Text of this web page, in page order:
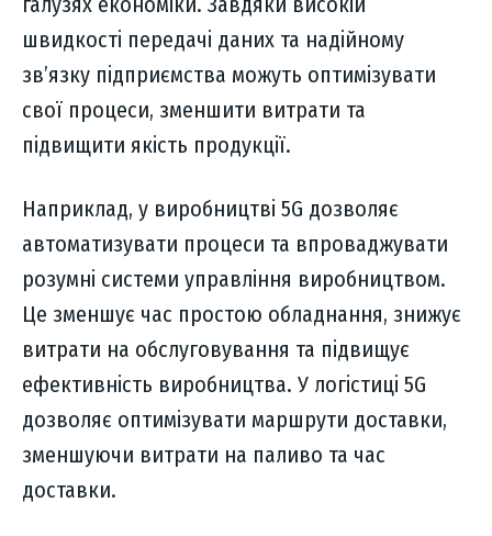
швидкості передачі даних та надійному
зв’язку підприємства можуть оптимізувати
свої процеси, зменшити витрати та
підвищити якість продукції.
Наприклад, у виробництві 5G дозволяє
автоматизувати процеси та впроваджувати
розумні системи управління виробництвом.
Це зменшує час простою обладнання, знижує
витрати на обслуговування та підвищує
ефективність виробництва. У логістиці 5G
дозволяє оптимізувати маршрути доставки,
зменшуючи витрати на паливо та час
доставки.